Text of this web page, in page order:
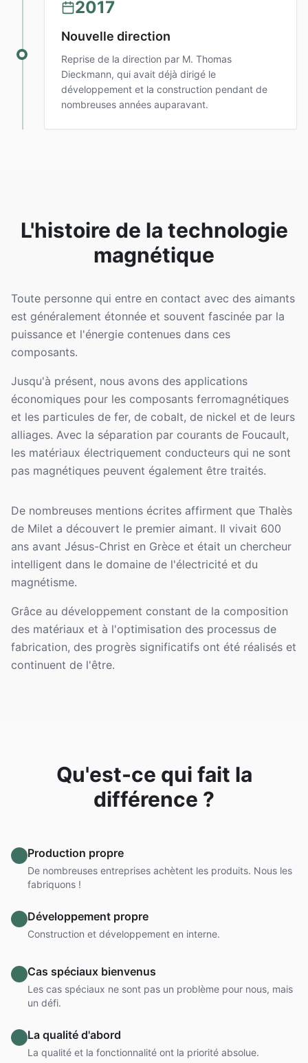
2017
Nouvelle direction
Reprise de la direction par M. Thomas
Dieckmann, qui avait déjà dirigé le
développement et la construction pendant de
nombreuses années auparavant.
L'histoire de la technologie
magnétique
Toute personne qui entre en contact avec des aimants
est généralement étonnée et souvent fascinée par la
puissance et l'énergie contenues dans ces
composants.
Jusqu'à présent, nous avons des applications
économiques pour les composants ferromagnétiques
et les particules de fer, de cobalt, de nickel et de leurs
alliages. Avec la séparation par courants de Foucault,
les matériaux électriquement conducteurs qui ne sont
pas magnétiques peuvent également être traités.
De nombreuses mentions écrites affirment que Thalès
de Milet a découvert le premier aimant. Il vivait 600
ans avant Jésus-Christ en Grèce et était un chercheur
intelligent dans le domaine de l'électricité et du
magnétisme.
Grâce au développement constant de la composition
des matériaux et à l'optimisation des processus de
fabrication, des progrès significatifs ont été réalisés et
continuent de l'être.
Qu'est-ce qui fait la
différence ?
Production propre
De nombreuses entreprises achètent les produits. Nous les
fabriquons !
Développement propre
Construction et développement en interne.
Cas spéciaux bienvenus
Les cas spéciaux ne sont pas un problème pour nous, mais
un défi.
La qualité d'abord
La qualité et la fonctionnalité ont la priorité absolue.